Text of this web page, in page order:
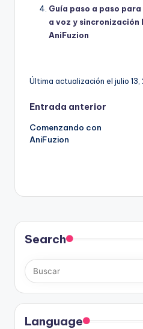
Guía paso a paso
a voz y
AniFuzion
Última actualización el julio 13,
Navegación
de
Entrada anterior
Comenzando con
AniFuzion
Search
Language